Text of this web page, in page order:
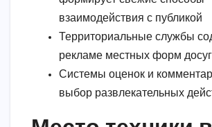
взаимодействия с публикой
Территориальные службы
рекламе местных форм
Системы оценок и
выбор развлекательных